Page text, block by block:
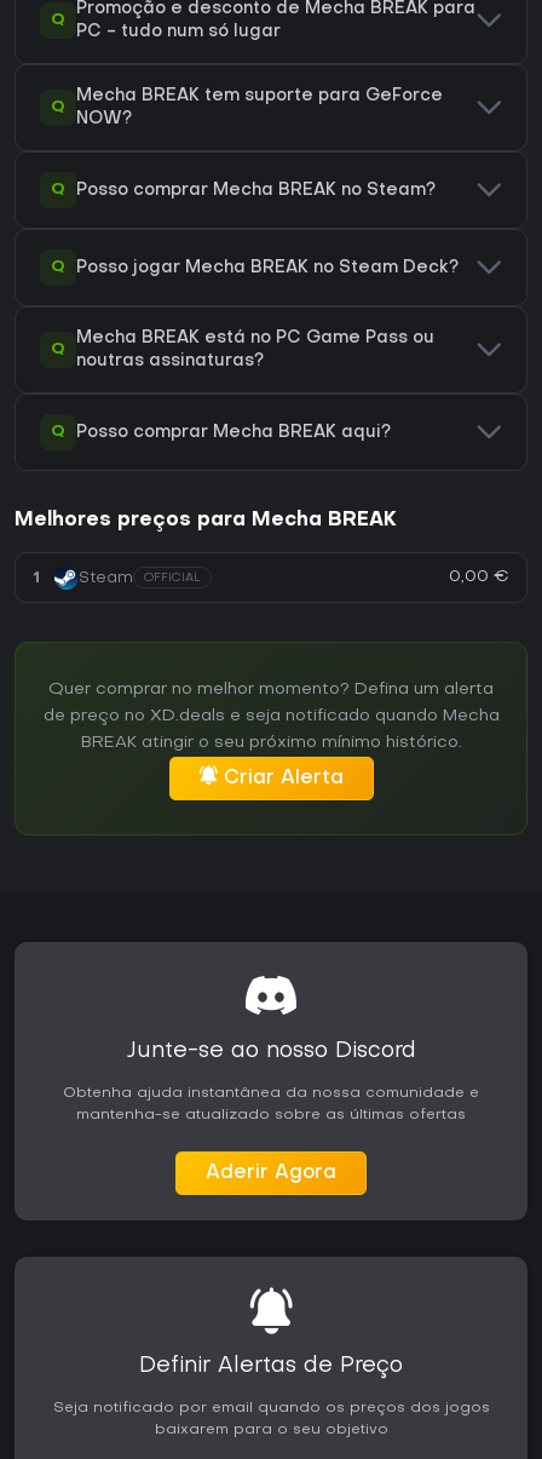
Q
Promoção e desconto de Mecha BREAK para
PC - tudo num só lugar
Q
Mecha BREAK tem suporte para GeForce
NOW?
Q Posso comprar Mecha BREAK no Steam?
Q Posso jogar Mecha BREAK no Steam Deck?
Q
Mecha BREAK está no PC Game Pass ou
noutras assinaturas?
Q Posso comprar Mecha BREAK aqui?
Melhores preços para Mecha BREAK
1 Steam OFFICIAL 0,00 €
Quer comprar no melhor momento? Defina um alerta
de preço no XD.deals e seja notificado quando Mecha
BREAK atingir o seu próximo mínimo histórico.
Criar Alerta
Junte-se ao nosso Discord
Obtenha ajuda instantânea da nossa comunidade e
mantenha-se atualizado sobre as últimas ofertas
Aderir Agora
Definir Alertas de Preço
Seja notificado por email quando os preços dos jogos
baixarem para o seu objetivo